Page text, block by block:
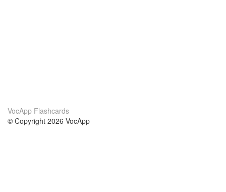
VocApp Flashcards
© Copyright 2026 VocApp